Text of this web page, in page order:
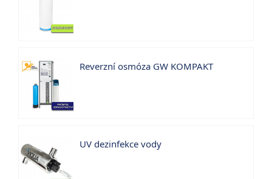
Reverzní osmóza GW KOMPAKT
UV dezinfekce vody